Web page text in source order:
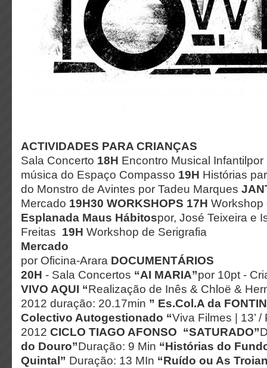
ACTIVIDADES PARA CRIANÇAS
Sala Concerto 18H Encontro Musical
música do Espaço Compasso 19H Histórias
do Monstro de Avintes por Tadeu Marques
Mercado 19H30 WORKSHOPS 17H Workshop
Esplanada Maus Hábitospor, José Teixeira e
Freitas 19H Workshop de Serigrafia
Mercado
por Oficina-Arara DOCUMENTÁRIOS
20H - Sala Concertos “AI MARIA”por 10pt -
VIVO AQUI “Realização de Inês & Chloë &
2012 duração: 20.17min ” Es.Col.A da
Colectivo Autogestionado “Viva Filmes | 13’ /
2012 CICLO TIAGO AFONSO “SATURADO”
do Douro”Duração: 9 Min “Histórias do
Quintal” Duração: 13 MIn “Ruído ou As